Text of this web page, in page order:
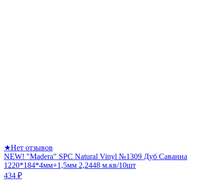
★Нет отзывов
NEW! "Madera" SPC Natural Vinyl №1309 Дуб Саванна
1220*184*4мм+1,5мм 2,2448 м.кв/10шт
434 ₽